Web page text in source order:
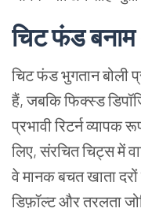
चिट फंड
चिट फंड भुगतान बोली
हैं, जबकि फिक्स्ड
प्रभावी रिटर्न
लिए, संरचित चिट्स में
वे मानक बचत खाता
डिफ़ॉल्ट और तरलता